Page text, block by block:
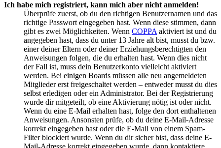
Ich habe mich registriert, kann mich aber nicht anmelden!
Überprüfe zuerst, ob du den richtigen Benutzernamen und das
richtige Passwort eingegeben hast. Wenn diese stimmen, dann
gibt es zwei Möglichkeiten. Wenn COPPA aktiviert ist und du
angegeben hast, dass du unter 13 Jahre alt bist, musst du bzw.
einer deiner Eltern oder deiner Erziehungsberechtigten den
Anweisungen folgen, die du erhalten hast. Wenn dies nicht
der Fall ist, muss dein Benutzerkonto vielleicht aktiviert
werden. Bei einigen Boards müssen alle neu angemeldeten
Mitglieder erst freigeschaltet werden – entweder musst du dies
selbst erledigen oder ein Administrator. Bei der Registrierung
wurde dir mitgeteilt, ob eine Aktivierung nötig ist oder nicht.
Wenn du eine E-Mail erhalten hast, folge den dort enthaltenen
Anweisungen. Ansonsten prüfe, ob du deine E-Mail-Adresse
korrekt eingegeben hast oder die E-Mail von einem Spam-
Filter blockiert wurde. Wenn du dir sicher bist, dass deine E-
Mail-Adresse korrekt eingegeben wurde, dann kontaktiere